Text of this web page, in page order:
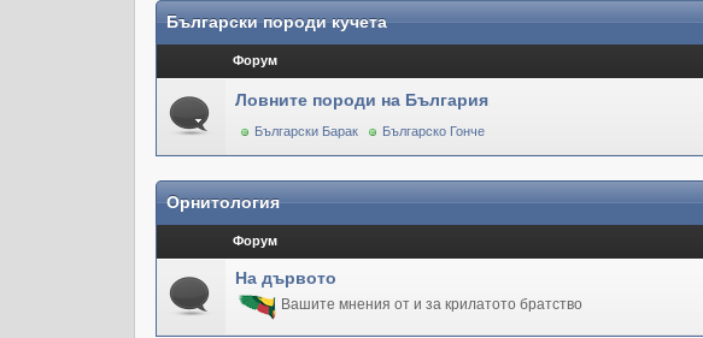
Български породи кучета
Форум
Ловните породи на България
Български Барак Българско Гонче
Орнитология
Форум
На дървото
Вашите мнения от и за крилатото братство